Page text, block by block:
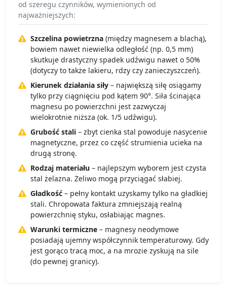
od szeregu czynników, wymienionych od
najważniejszych:
Szczelina powietrzna (między magnesem a blachą),
bowiem nawet niewielka odległość (np. 0,5 mm)
skutkuje drastyczny spadek udźwigu nawet o 50%
(dotyczy to także lakieru, rdzy czy zanieczyszczeń).
Kierunek działania siły – największą siłę osiągamy
tylko przy ciągnięciu pod kątem 90°. Siła ścinająca
magnesu po powierzchni jest zazwyczaj
wielokrotnie niższa (ok. 1/5 udźwigu).
Grubość stali – zbyt cienka stal powoduje nasycenie
magnetyczne, przez co część strumienia ucieka na
drugą stronę.
Rodzaj materiału – najlepszym wyborem jest czysta
stal żelazna. Żeliwo mogą przyciągać słabiej.
Gładkość – pełny kontakt uzyskamy tylko na gładkiej
stali. Chropowata faktura zmniejszają realną
powierzchnię styku, osłabiając magnes.
Warunki termiczne – magnesy neodymowe
posiadają ujemny współczynnik temperaturowy. Gdy
jest gorąco tracą moc, a na mrozie zyskują na sile
(do pewnej granicy).